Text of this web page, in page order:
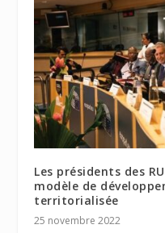
Les présidents des
modèle de
territorialisée
25 novembre 2022